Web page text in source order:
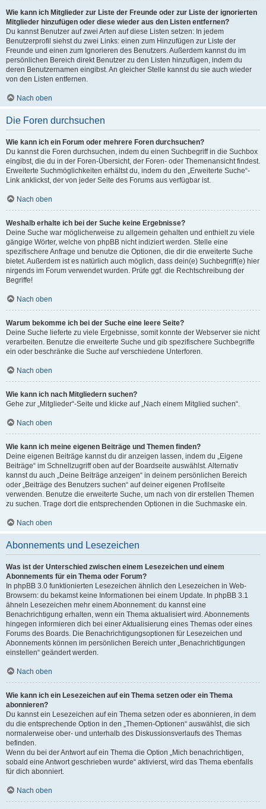
Wie kann ich Mitglieder zur Liste der Freunde oder zur Liste der ignorierten
Mitglieder hinzufügen oder diese wieder aus den Listen entfernen?
Du kannst Benutzer auf zwei Arten auf diese Listen setzen: In jedem
Benutzerprofil siehst du zwei Links: einen zum Hinzufügen zur Liste der
Freunde und einen zum Ignorieren des Benutzers. Außerdem kannst du im
persönlichen Bereich direkt Benutzer zu den Listen hinzufügen, indem du
deren Benutzernamen eingibst. An gleicher Stelle kannst du sie auch wieder
von den Listen entfernen.
Nach oben
Die Foren durchsuchen
Wie kann ich ein Forum oder mehrere Foren durchsuchen?
Du kannst die Foren durchsuchen, indem du einen Suchbegriff in die Suchbox
eingibst, die du in der Foren-Übersicht, der Foren- oder Themenansicht findest.
Erweiterte Suchmöglichkeiten erhältst du, indem du den „Erweiterte Suche“-
Link anklickst, der von jeder Seite des Forums aus verfügbar ist.
Nach oben
Weshalb erhalte ich bei der Suche keine Ergebnisse?
Deine Suche war möglicherweise zu allgemein gehalten und enthielt zu viele
gängige Wörter, welche von phpBB nicht indiziert werden. Stelle eine
spezifischere Anfrage und benutze die Optionen, die dir die erweiterte Suche
bietet. Außerdem ist es natürlich auch möglich, dass dein(e) Suchbegriff(e) hier
nirgends im Forum verwendet wurden. Prüfe ggf. die Rechtschreibung der
Begriffe!
Nach oben
Warum bekomme ich bei der Suche eine leere Seite?
Deine Suche lieferte zu viele Ergebnisse, somit konnte der Webserver sie nicht
verarbeiten. Benutze die erweiterte Suche und gib spezifischere Suchbegriffe
ein oder beschränke die Suche auf verschiedene Unterforen.
Nach oben
Wie kann ich nach Mitgliedern suchen?
Gehe zur „Mitglieder“-Seite und klicke auf „Nach einem Mitglied suchen“.
Nach oben
Wie kann ich meine eigenen Beiträge und Themen finden?
Deine eigenen Beiträge kannst du dir anzeigen lassen, indem du „Eigene
Beiträge“ im Schnellzugriff oben auf der Boardseite auswählst. Alternativ
kannst du auch „Deine Beiträge anzeigen“ in deinem persönlichen Bereich
oder „Beiträge des Benutzers suchen“ auf deiner eigenen Profilseite
verwenden. Benutze die erweiterte Suche, um nach von dir erstellen Themen
zu suchen. Trage dort die entsprechenden Optionen in die Suchmaske ein.
Nach oben
Abonnements und Lesezeichen
Was ist der Unterschied zwischen einem Lesezeichen und einem
Abonnements für ein Thema oder Forum?
In phpBB 3.0 funktionierten Lesezeichen ähnlich den Lesezeichen in Web-
Browsern: du bekamst keine Informationen bei einem Update. In phpBB 3.1
ähneln Lesezeichen mehr einem Abonnement: du kannst eine
Benachrichtigung erhalten, wenn ein Thema aktualisiert wird. Abonnements
hingegen informieren dich bei einer Aktualisierung eines Themas oder eines
Forums des Boards. Die Benachrichtigungsoptionen für Lesezeichen und
Abonnements können im persönlichen Bereich unter „Benachrichtigungen
einstellen“ geändert werden.
Nach oben
Wie kann ich ein Lesezeichen auf ein Thema setzen oder ein Thema
abonnieren?
Du kannst ein Lesezeichen auf ein Thema setzen oder es abonnieren, in dem
du die entsprechende Option in den „Themen-Optionen“ auswählst, die sich
normalerweise ober- und unterhalb des Diskussionsverlaufs des Themas
befinden.
Wenn du bei der Antwort auf ein Thema die Option „Mich benachrichtigen,
sobald eine Antwort geschrieben wurde“ aktivierst, wird das Thema ebenfalls
für dich abonniert.
Nach oben